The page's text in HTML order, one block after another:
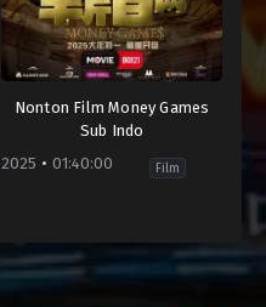
Nonton Film Money Games
Sub Indo
2025
01:40:00 Film
Hong
Kong
SAR